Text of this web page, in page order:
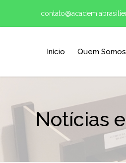
Início Quem Somos
Notícias